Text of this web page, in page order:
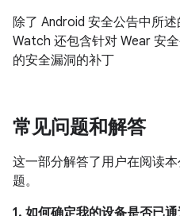
除了 Android 安全公告中所
Watch 还包含针对 Wear 安
的安全漏洞的补丁
常见问题和解答
这一部分解答了用户在阅读
题。
1. 如何确定我的设备是否已